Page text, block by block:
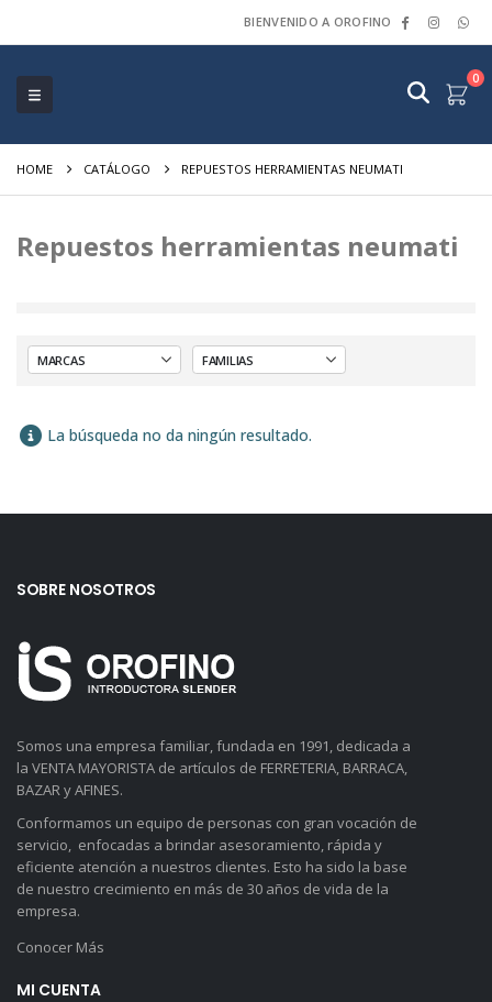
BIENVENIDO A OROFINO
0
HOME CATÁLOGO REPUESTOS HERRAMIENTAS NEUMATI
Repuestos herramientas neumati
La búsqueda no da ningún resultado.
SOBRE NOSOTROS
Somos una empresa familiar, fundada en 1991, dedicada a
la VENTA MAYORISTA de artículos de FERRETERIA, BARRACA,
BAZAR y AFINES.
Conformamos un equipo de personas con gran vocación de
servicio, enfocadas a brindar asesoramiento, rápida y
eficiente atención a nuestros clientes. Esto ha sido la base
de nuestro crecimiento en más de 30 años de vida de la
empresa.
Conocer Más
MI CUENTA